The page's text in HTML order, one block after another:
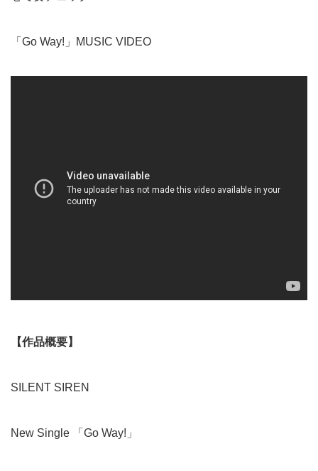
「Go Way!」MUSIC VIDEO
【作品概要】
SILENT SIREN
New Single 「Go Way!」